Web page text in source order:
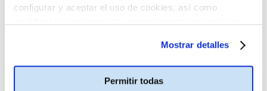
configurar y aceptar el uso de cookies, así como
Mostrar detalles
Permitir todas